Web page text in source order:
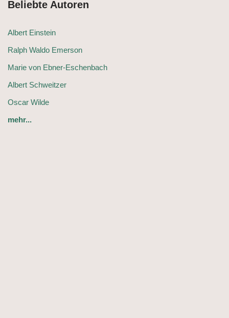
Beliebte Autoren
Albert Einstein
Ralph Waldo Emerson
Marie von Ebner-Eschenbach
Albert Schweitzer
Oscar Wilde
mehr...